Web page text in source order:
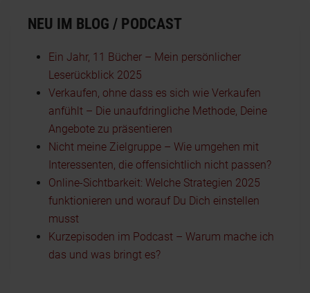
NEU IM BLOG / PODCAST
Ein Jahr, 11 Bücher – Mein persönlicher
Leserückblick 2025
Verkaufen, ohne dass es sich wie Verkaufen
anfühlt – Die unaufdringliche Methode, Deine
Angebote zu präsentieren
Nicht meine Zielgruppe – Wie umgehen mit
Interessenten, die offensichtlich nicht passen?
Online-Sichtbarkeit: Welche Strategien 2025
funktionieren und worauf Du Dich einstellen
musst
Kurzepisoden im Podcast – Warum mache ich
das und was bringt es?